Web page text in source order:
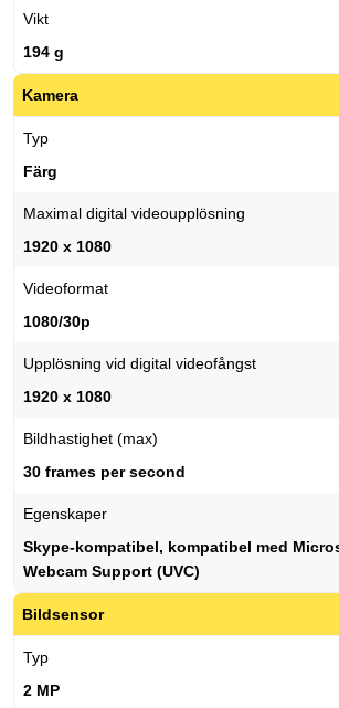
Vikt
194 g
Kamera
Typ
Färg
Maximal digital videoupplösning
1920 x 1080
Videoformat
1080/30p
Upplösning vid digital videofångst
1920 x 1080
Bildhastighet (max)
30 frames per second
Egenskaper
Skype-kompatibel, kompatibel med
Webcam Support (UVC)
Bildsensor
Typ
2 MP